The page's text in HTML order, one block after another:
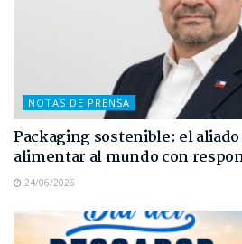
NOTAS DE PRENSA
Packaging sostenible: el
alimentar al mundo con
24/06/2026